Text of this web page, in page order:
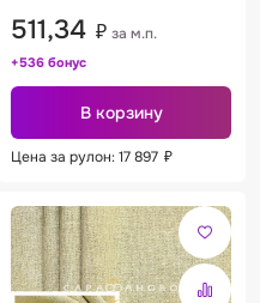
511,34 ₽ за м.п.
+536 бонус
В корзину
Цена за рулон: 17 897 ₽